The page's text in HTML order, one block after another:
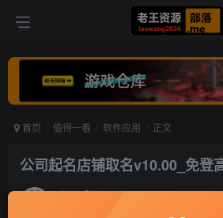
首页 值得一看 软件应用 正文
公司起名店铺取名v10.00_免登
老王